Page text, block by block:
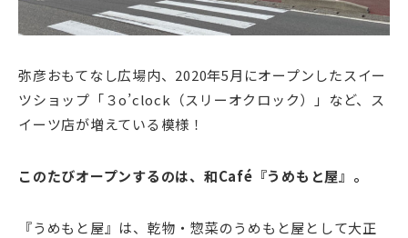
弥彦おもてなし広場内、2020年5月にオープンしたスイー
ツショップ「３o’clock（スリーオクロック）」など、ス
イーツ店が増えている模様！
このたびオープンするのは、和Café『うめもと屋』。
『うめもと屋』は、乾物・惣菜のうめもと屋として大正